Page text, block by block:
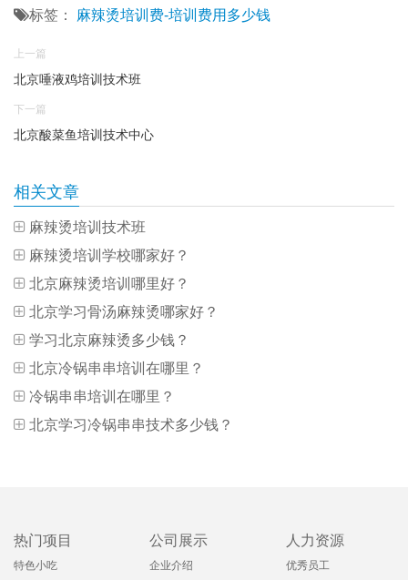
标签： 麻辣烫培训费-培训费用多少钱
上一篇
北京唾液鸡培训技术班
下一篇
北京酸菜鱼培训技术中心
相关文章
麻辣烫培训技术班
麻辣烫培训学校哪家好？
北京麻辣烫培训哪里好？
北京学习骨汤麻辣烫哪家好？
学习北京麻辣烫多少钱？
北京冷锅串串培训在哪里？
冷锅串串培训在哪里？
北京学习冷锅串串技术多少钱？
热门项目
特色小吃
公司展示
企业介绍
人力资源
优秀员工